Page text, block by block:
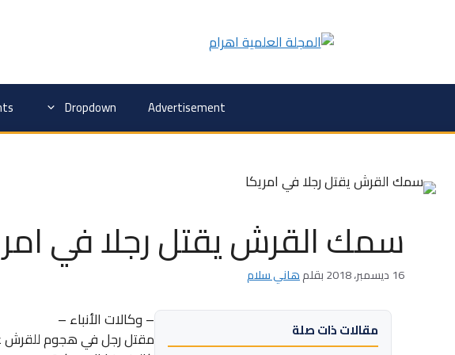
Advertisement
Dropdown
سمك القرش يقتل رجلا في
16 ديسمبر، 2018 بقلمهاني سلام
– وكالات الأنباء –
مقتل رجل في هجوم للقرش مقالات ذات صلة